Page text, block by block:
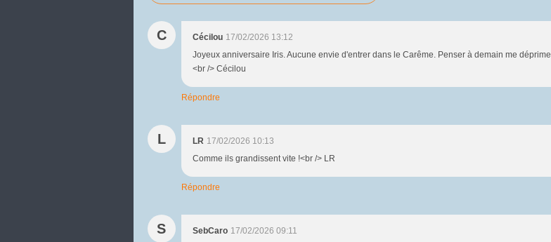
C Cécilou 17/02/2026 13:12
Joyeux anniversaire Iris. Aucune envie d'entrer dans le Carême. Penser à demain me déprime.
<br /> Cécilou
Répondre
L LR 17/02/2026 10:13
Comme ils grandissent vite !<br /> LR
Répondre
S SebCaro 17/02/2026 09:11